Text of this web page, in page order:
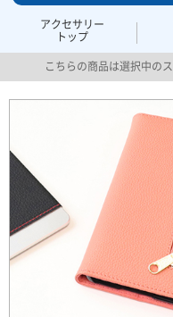
アクセサリー
トップ
こちらの商品は選択中の